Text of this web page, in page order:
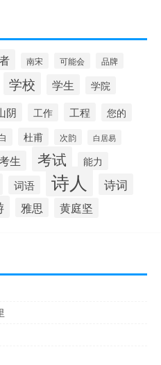
南宋 可能会 品牌
学校 学生 学院
阴 工作 工程 您的
杜甫 次韵 白居易
生 考试 能力
词语 诗人 诗词
雅思 黄庭坚